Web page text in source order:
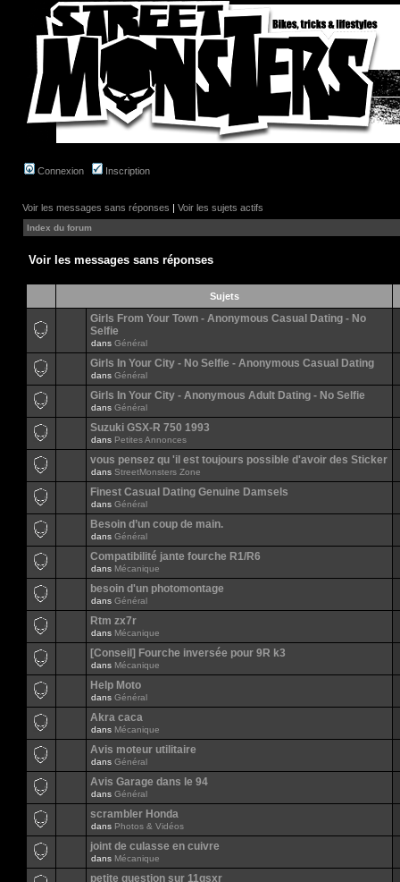
Connexion Inscription
Voir les messages sans réponses | Voir les sujets actifs
Index du forum
Voir les messages sans réponses
Sujets
Girls From Your Town - Anonymous Casual Dating - No
Selfie
dans Général
Girls In Your City - No Selfie - Anonymous Casual Dating
dans Général
Girls In Your City - Anonymous Adult Dating - No Selfie
dans Général
Suzuki GSX-R 750 1993
dans Petites Annonces
vous pensez qu 'il est toujours possible d'avoir des Sticker
dans StreetMonsters Zone
Finest Сasual Dating Genuine Damsels
dans Général
Besoin d’un coup de main.
dans Général
Compatibilité jante fourche R1/R6
dans Mécanique
besoin d'un photomontage
dans Général
Rtm zx7r
dans Mécanique
[Conseil] Fourche inversée pour 9R k3
dans Mécanique
Help Moto
dans Général
Akra caca
dans Mécanique
Avis moteur utilitaire
dans Général
Avis Garage dans le 94
dans Général
scrambler Honda
dans Photos & Vidéos
joint de culasse en cuivre
dans Mécanique
petite question sur 11gsxr